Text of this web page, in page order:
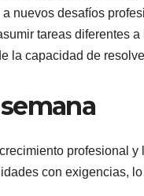
nuevos desafíos
tareas diferentes
la capacidad de
profesional
con exigencias,